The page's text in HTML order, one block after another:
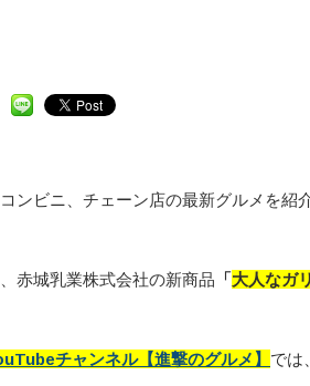
ンビニ、チェーン店の最新グルメを紹
赤城乳業株式会社の新商品 「大人なガ
チャンネル【進撃のグルメ】 では、